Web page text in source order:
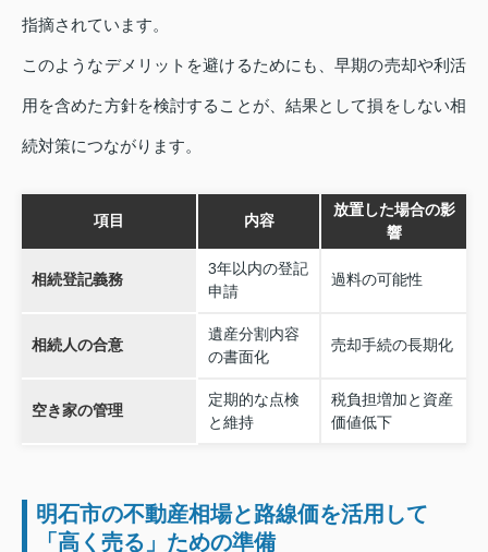
指摘されています。
このようなデメリットを避けるためにも、早期の売却や利活
用を含めた方針を検討することが、結果として損をしない相
続対策につながります。
項目 内容
放置した場合の影
響
相続登記義務
3年以内の登記
申請
過料の可能性
相続人の合意
遺産分割内容
の書面化
売却手続の長期化
空き家の管理
定期的な点検
と維持
税負担増加と資産
価値低下
明石市の不動産相場と路線価を活用して
「高く売る」ための準備